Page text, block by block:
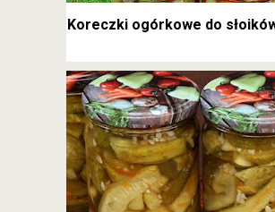
Koreczki ogórkowe do